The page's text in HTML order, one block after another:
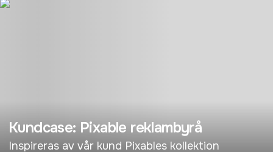
Kundcase: Pixable reklambyrå
Inspireras av vår kund Pixables kollektion